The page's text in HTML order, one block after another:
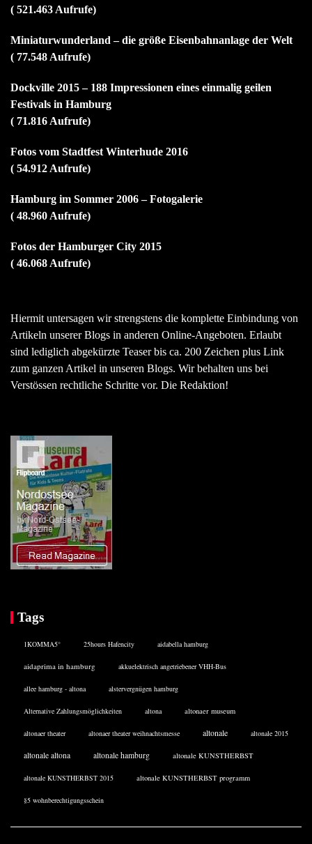
( 521.463 Aufrufe)
Miniaturwunderland – die größe Eisenbahnanlage der Welt
( 77.548 Aufrufe)
Dockville 2015 – 188 Impressionen eines einmalig geilen
Festivals in Hamburg
( 71.816 Aufrufe)
Fotos vom Stadtfest Winterhude 2016
( 54.912 Aufrufe)
Hamburg im Sommer 2006 – Fotogalerie
( 48.960 Aufrufe)
Fotos der Hamburger City 2015
( 46.068 Aufrufe)
Hiermit untersagen wir strengstens die komplette Einbindung von
Artikeln unserer Blogs in anderen Online-Angeboten. Erlaubt
sind lediglich abgekürzte Teaser bis ca. 200 Zeichen plus Link
zum ganzen Artikel in unseren Blogs. Wir behalten uns bei
Verstössen rechtliche Schritte vor. Die Redaktion!
Tags
1KOMMA5° 25hours Hafencity aidabella hamburg
aidaprima in hamburg akkuelektrisch angetriebener VHH-Bus
allee hamburg - altona alstervergnügen hamburg
Alternative Zahlungsmöglichkeiten altona altonaer museum
altonaer theater altonaer theater weihnachtsmesse altonale altonale 2015
altonale altona altonale hamburg altonale KUNSTHERBST
altonale KUNSTHERBST 2015 altonale KUNSTHERBST programm
§5 wohnberechtigungsschein